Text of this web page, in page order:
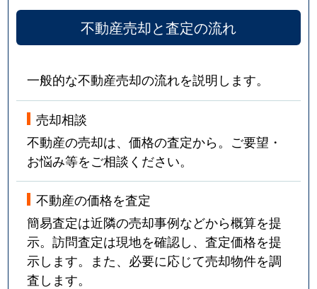
不動産売却と査定の流れ
一般的な不動産売却の流れを説明します。
売却相談
不動産の売却は、価格の査定から。ご要望・
お悩み等をご相談ください。
不動産の価格を査定
簡易査定は近隣の売却事例などから概算を提
示。訪問査定は現地を確認し、査定価格を提
示します。また、必要に応じて売却物件を調
査します。